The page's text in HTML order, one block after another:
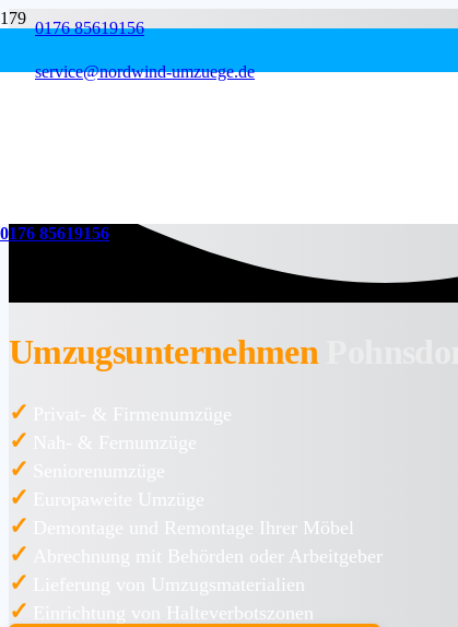
0176 85619156
service@nordwind-umzuege.de
0176 85619156
UmzugsunternehmenPohnsdorf
✓ Privat- & Firmenumzüge
✓ Nah- & Fernumzüge
✓ Seniorenumzüge
✓ Europaweite Umzüge
✓ Demontage und Remontage Ihrer Möbel
✓ Abrechnung mit Behörden oder Arbeitgeber
✓ Lieferung von Umzugsmaterialien
✓ Einrichtung von Halteverbotszonen